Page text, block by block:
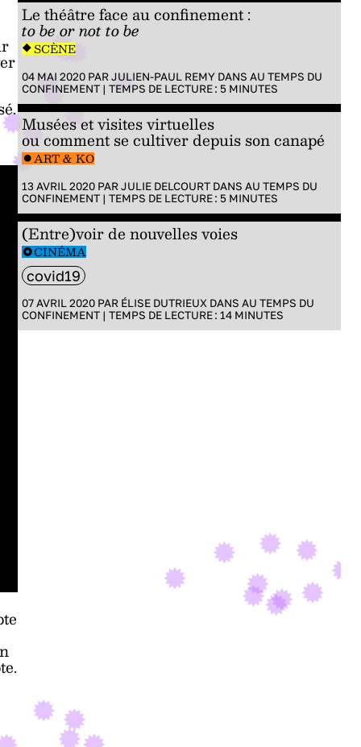
Le théâtre face au confinement :
to be or not to be
SCÈNE
04 MAI 2020 PARJULIEN-PAUL REMYDANS AU TEMPS DU
CONFINEMENT| TEMPS DE LECTURE : 5MINUTES
Musées et visites virtuelles
ou comment se cultiver depuis son canapé
ART & KO
13 AVRIL 2020 PARJULIE DELCOURTDANS AU TEMPS DU
CONFINEMENT| TEMPS DE LECTURE : 5MINUTES
(Entre)voir de nouvelles voies
CINÉMA
covid19
07 AVRIL 2020 PAR ÉLISE DUTRIEUX DANS AU TEMPS DU
CONFINEMENT| TEMPS DE LECTURE : 14MINUTES